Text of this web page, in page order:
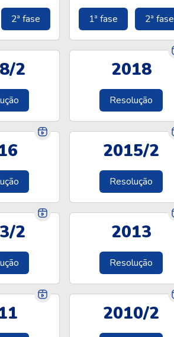
2ª fase 1ª fase 2ª fase
2 2018
Resolução
2015/2
Resolução
2 2013
Resolução
2010/2